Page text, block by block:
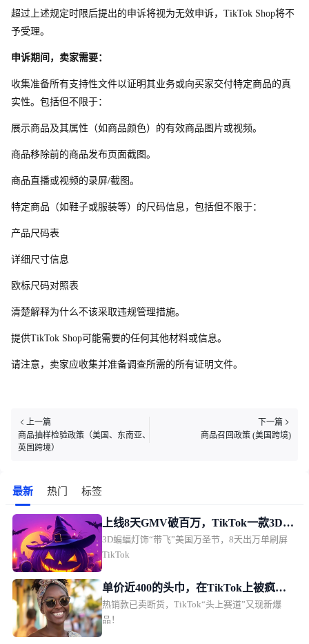
超过上述规定时限后提出的申诉将视为无效申诉，TikTok Shop将不
予受理。
申诉期间，卖家需要：
收集准备所有支持性文件以证明其业务或向买家交付特定商品的真
实性。包括但不限于：
展示商品及其属性（如商品颜色）的有效商品图片或视频。
商品移除前的商品发布页面截图。
商品直播或视频的录屏/截图。
特定商品（如鞋子或服装等）的尺码信息，包括但不限于：
产品尺码表
详细尺寸信息
欧标尺码对照表
清楚解释为什么不该采取违规管理措施。
提供TikTok Shop可能需要的任何其他材料或信息。
请注意，卖家应收集并准备调查所需的所有证明文件。
上一篇
商品抽样检验政策（美国、东南亚、
英国跨境）
下一篇
商品召回政策 (美国跨境)
最新 热门 标签
上线8天GMV破百万，TikTok一款3D灯
饰让万圣节“提前”
3D蝙蝠灯饰“带飞”美国万圣节，8天出万单刷屏
TikTok
单价近400的头巾，在TikTok上被疯狂
“要链接”
热销款已卖断货，TikTok“头上赛道”又现新爆
品！